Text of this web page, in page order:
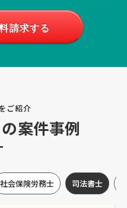
請求する
ご紹介
案件事例
社会保険労務士 司法書士
依頼地域 千葉県
択] [対応スピード] 近いうち
についての相談 [ご希望・ご要